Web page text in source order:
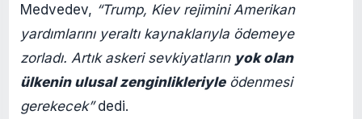
Medvedev, “Trump, Kiev rejimini Amerikan
yardımlarını yeraltı kaynaklarıyla ödemeye
zorladı. Artık askeri sevkiyatların yok olan
ülkenin ulusal zenginlikleriyleödenmesi
gerekecek”dedi.